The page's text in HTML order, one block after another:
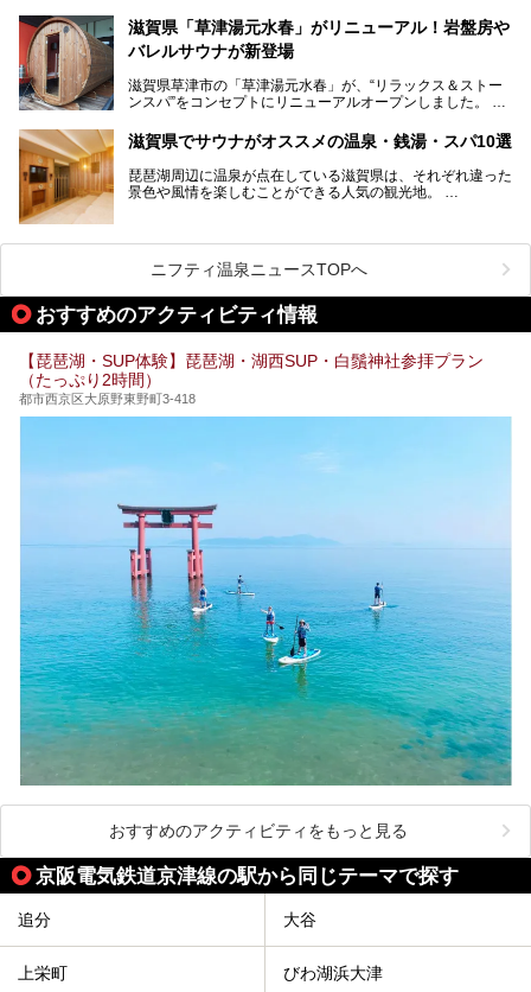
この記事は北近江リゾート 天然温泉 北近江の湯のPR記事で
す。
ープン。湖からそよぐ爽やかな風を感じながらサウナと温泉
が楽しめます。
を打てるのも醍醐味の一つ。そして、若女将はなんと「元ア
イドル」の現役アーティスト。音楽スタジオまで備えたユニ
滋賀県「草津湯元水春」がリニューアル！岩盤房や
バレルサウナが新登場
滋賀県草津市の「草津湯元水春」が、“リラックス＆ストー
ンスパ”をコンセプトにリニューアルオープンしました。
たほか、岩盤房やバレルサウナも新設されました。さらに地
産地消をテーマにしたレストランメニューもパワーアップ。
今回新しくなった「草津湯元水春」の魅力を余すところなく
紹介します。
滋賀県でサウナがオススメの温泉・銭湯・スパ10選
琵琶湖周辺に温泉が点在している滋賀県は、それぞれ違った
景色や風情を楽しむことができる人気の観光地。
旅行やお出かけのついではもちろん、近隣にお住いの方はぜ
ひ気軽に立ち寄ってみてくださいね。
ニフティ温泉ニュースTOPへ
おすすめのアクティビティ情報
【琵琶湖・SUP体験】琵琶湖・湖西SUP・白鬚神社参拝プラン
（たっぷり2時間）
都市西京区大原野東野町3-418
おすすめのアクティビティをもっと見る
京阪電気鉄道京津線の駅から同じテーマで探す
追分 大谷
上栄町 びわ湖浜大津